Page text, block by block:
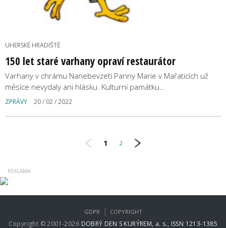
UHERSKÉ HRADIŠTĚ
150 let staré varhany opraví restaurátor
Varhany v chrámu Nanebevzetí Panny Marie v Mařaticích už
měsíce nevydaly ani hlásku. Kulturní památku…
ZPRÁVY 20 / 02 / 2022
1 2
Copyright © 2001-2026 DOBRÝ DEN S KURÝREM, a. s., ISSN 1213-1385
GDPR | COPYRIGHT